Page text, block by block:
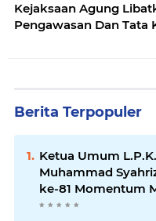
Kejaksaan Agung
Pengawasan Dan Tata
Berita Terpopuler
Ketua Umum
Muhammad
ke-81 Momentum
Persatuan dan